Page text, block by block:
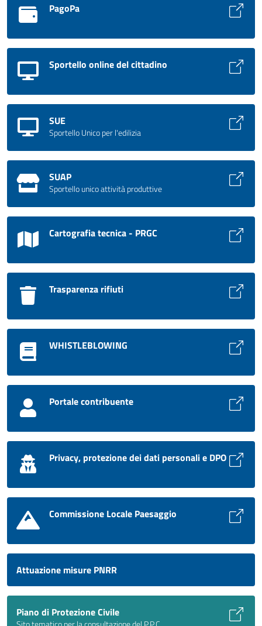
PagoPa
Sportello online del cittadino
SUE
Sportello Unico per l'edilizia
SUAP
Sportello unico attività produttive
Cartografia tecnica - PRGC
Trasparenza rifiuti
WHISTLEBLOWING
Portale contribuente
Privacy, protezione dei dati personali e DPO
Commissione Locale Paesaggio
Attuazione misure PNRR
Piano di Protezione Civile